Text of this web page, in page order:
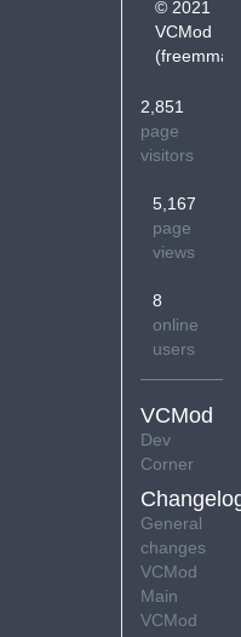
© 2021
VCMod
(
2,851
page
visitors
5,167
page
views
8
online
users
VCMod
Dev
Corner
General
changes
VCMod
Main
VCMod